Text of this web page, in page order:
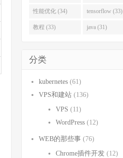
性能优化 (34) tensorflow (33)
教程 (33) java (31)
分类
kubernetes (61)
VPS和建站 (136)
VPS (11)
WordPress (12)
WEB的那些事 (76)
Chrome插件开发 (12)